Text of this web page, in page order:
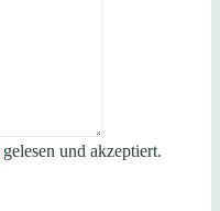
gelesen und akzeptiert.